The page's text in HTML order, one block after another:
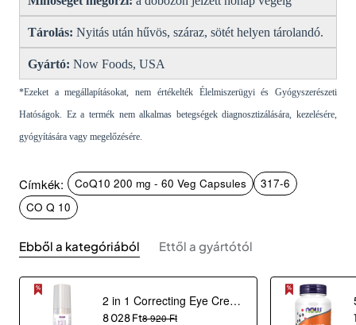
Tárolás: Nyitás után hűvös, száraz, sötét helyen tárolandó.
Gyártó: Now Foods, USA
*Ezeket a megállapításokat, nem értékelték Élelmiszerügyi és Gyógyszerészeti
Hatóságok. Ez a termék nem alkalmas betegségek diagnosztizálására, kezelésére,
gyógyítására vagy megelőzésére.
Címkék: CoQ10 200 mg - 60 Veg Capsules
317-6
CO Q 10
Ebből a kategóriából Ettől a gyártótól
2 in 1 Correcting Eye Cream (30 ml)
8 028 Ft8 920 Ft